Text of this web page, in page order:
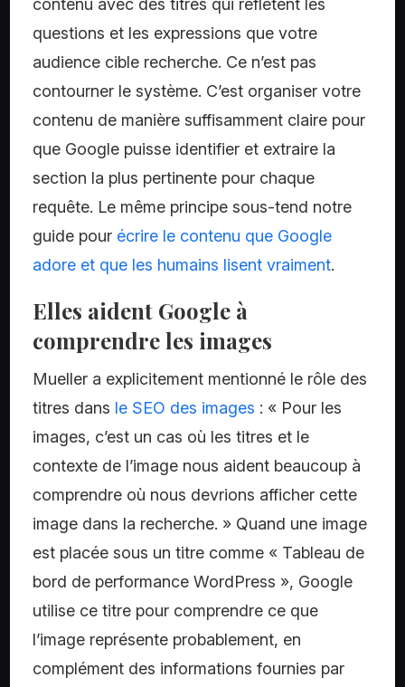
contenu avec des titres qui reflètent les
questions et les expressions que votre
audience cible recherche. Ce n’est pas
contourner le système. C’est organiser votre
contenu de manière suffisamment claire pour
que Google puisse identifier et extraire la
section la plus pertinente pour chaque
requête. Le même principe sous-tend notre
guide pour écrire le contenu que Google
adore et que les humains lisent vraiment.
Elles aident Google à
comprendre les images
Mueller a explicitement mentionné le rôle des
titres dans le SEO des images : « Pour les
images, c’est un cas où les titres et le
contexte de l’image nous aident beaucoup à
comprendre où nous devrions afficher cette
image dans la recherche. » Quand une image
est placée sous un titre comme « Tableau de
bord de performance WordPress », Google
utilise ce titre pour comprendre ce que
l’image représente probablement, en
complément des informations fournies par